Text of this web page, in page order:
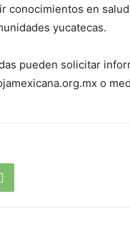
conocimientos en
yucatecas.
pueden solicitar
o